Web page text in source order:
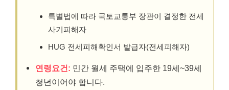
특별법에 따라 국토교통부 장관이 결정한 전세
사기피해자
HUG 전세피해확인서 발급자(전세피해자)
연령요건: 민간 월세 주택에 입주한 19세~39세
청년이어야 합니다.